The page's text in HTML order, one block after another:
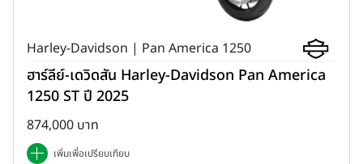
Harley-Davidson | Pan America 1250
ฮาร์ลีย์-เดวิดสัน Harley-Davidson Pan America
1250 ST ปี 2025
874,000 บาท
เพิ่มเพื่อเปรียบเทียบ